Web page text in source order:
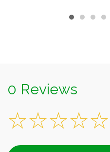
0 Reviews